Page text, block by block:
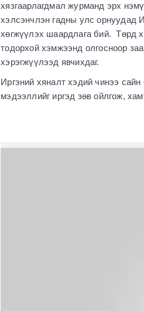
хязгаарлагдмал журманд эрх
хэлсэнчлэн гадны улс орнуудад
хөгжүүлэх шаардлага бий. Төрд
тодорхой хэмжээнд олгосноор
хэрэгжүүлээд явчихдаг.
Иргэний хяналт хэдий чинээ
мэдээллийг иргэд зөв ойлгож,